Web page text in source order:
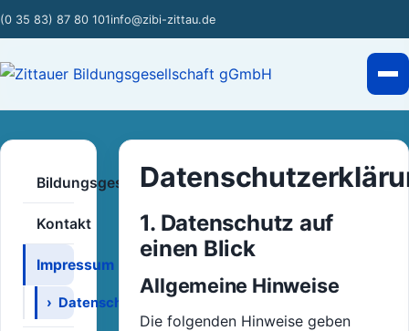
(0 35 83) 87 80 101info@zibi-zittau.de
Bildungsgesellschaft
Kontakt
Impressum
Datenschutzerklärung
1. Datenschutz auf
einen Blick
Allgemeine Hinweise
Die folgenden Hinweise geben